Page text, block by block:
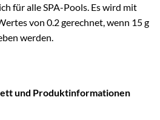
für alle SPA-Pools. Es wird mit
von 0.2 gerechnet, wenn 15 g
werden.
und Produktinformationen